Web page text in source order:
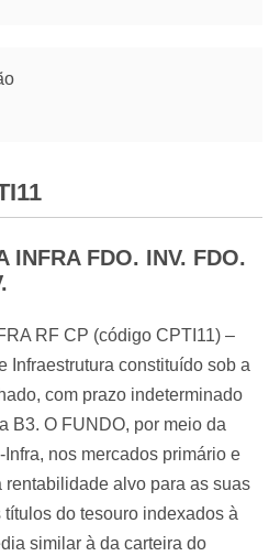
INFRA FDO. INV. FDO.
RF CP (código CPTI11) –
Infraestrutura constituído sob a
com prazo indeterminado
B3. O FUNDO, por meio da
nos mercados primário e
alvo para as suas
do tesouro indexados à
similar à da carteira do